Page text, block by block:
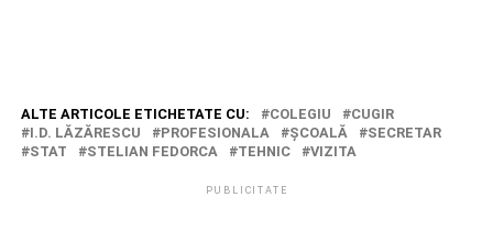
ALTE ARTICOLE ETICHETATE CU: COLEGIU
CUGIR
I.D. LĂZĂRESCU
PROFESIONALA ŞCOALĂ
SECRETAR
STAT
STELIAN FEDORCA TEHNIC VIZITA
PUBLICITATE